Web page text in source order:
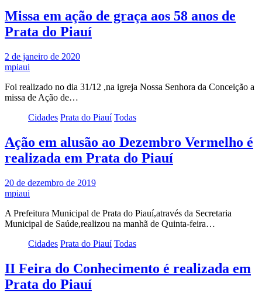
Missa em ação de graça aos 58 anos de
Prata do Piauí
2 de janeiro de 2020
mpiaui
Foi realizado no dia 31/12 ,na igreja Nossa Senhora da Conceição a
missa de Ação de…
Cidades Prata do Piauí Todas
Ação em alusão ao Dezembro Vermelho é
realizada em Prata do Piauí
20 de dezembro de 2019
mpiaui
A Prefeitura Municipal de Prata do Piauí,através da Secretaria
Municipal de Saúde,realizou na manhã de Quinta-feira…
Cidades Prata do Piauí Todas
II Feira do Conhecimento é realizada em
Prata do Piauí